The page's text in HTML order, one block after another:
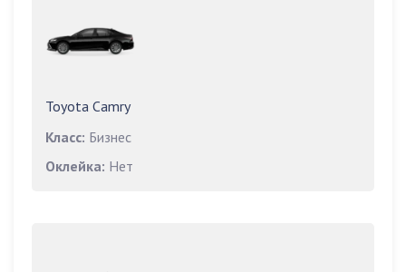
Toyota Camry
Класс: Бизнес
Оклейка: Нет